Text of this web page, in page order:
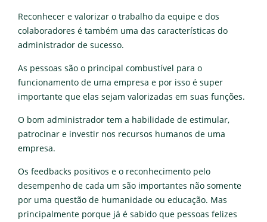
Reconhecer e valorizar o trabalho da equipe e dos
colaboradores é também uma das características do
administrador de sucesso.
As pessoas são o principal combustível para o
funcionamento de uma empresa e por isso é super
importante que elas sejam valorizadas em suas funções.
O bom administrador tem a habilidade de estimular,
patrocinar e investir nos recursos humanos de uma
empresa.
Os feedbacks positivos e o reconhecimento pelo
desempenho de cada um são importantes não somente
por uma questão de humanidade ou educação. Mas
principalmente porque já é sabido que pessoas felizes